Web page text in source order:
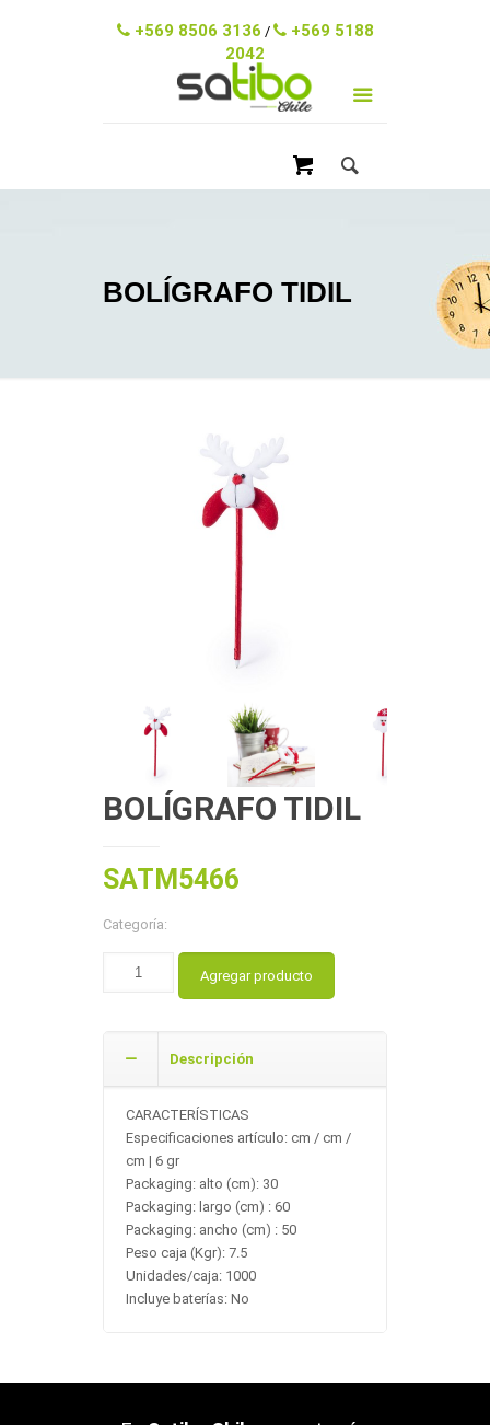
+569 8506 3136 /
+569 5188
2042
BOLÍGRAFO TIDIL
BOLÍGRAFO TIDIL
SATM5466
Categoría:
Agregar producto
Descripción
CARACTERÍSTICAS
Especificaciones artículo: cm / cm /
cm | 6 gr
Packaging: alto (cm): 30
Packaging: largo (cm) : 60
Packaging: ancho (cm) : 50
Peso caja (Kgr): 7.5
Unidades/caja: 1000
Incluye baterías: No